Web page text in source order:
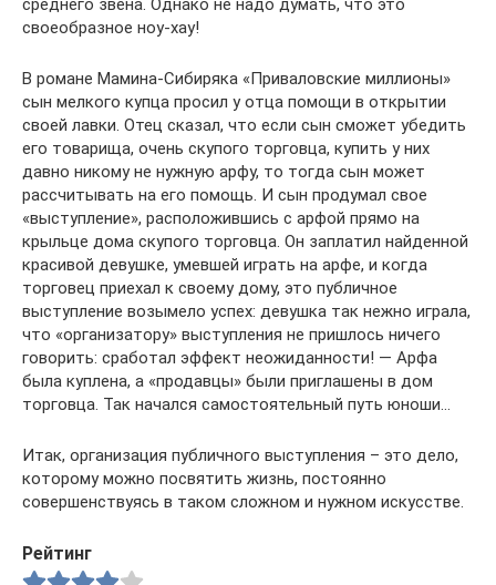
своеобразное ноу-хау!
В романе Мамина-Сибиряка «Приваловские миллионы»
сын мелкого купца просил у отца помощи в открытии
своей лавки. Отец сказал, что если сын сможет убедить
его товарища, очень скупого торговца, купить у них
давно никому не нужную арфу, то тогда сын может
рассчитывать на его помощь. И сын продумал свое
«выступление», расположившись с арфой прямо на
крыльце дома скупого торговца. Он заплатил найденной
красивой девушке, умевшей играть на арфе, и когда
торговец приехал к своему дому, это публичное
выступление возымело успех: девушка так нежно играла,
что «организатору» выступления не пришлось ничего
говорить: сработал эффект неожиданности! — Арфа
была куплена, а «продавцы» были приглашены в дом
торговца. Так начался самостоятельный путь юноши…
Итак, организация публичного выступления – это дело,
которому можно посвятить жизнь, постоянно
совершенствуясь в таком сложном и нужном искусстве.
Рейтинг